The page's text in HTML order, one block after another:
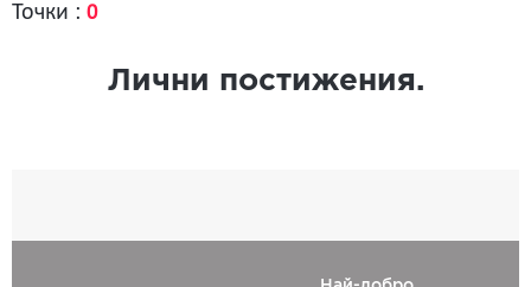
Точки : 0
Лични постижения.